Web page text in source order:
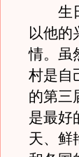
生日
以他的
情。虽
村是自
的第三
是最好
天、鲜